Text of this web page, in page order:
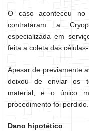
O caso aconteceu
contrataram a
especializada em
feita a coleta das
Apesar de previamente
deixou de enviar os
material, e o único
procedimento foi perdido.
Dano hipotético